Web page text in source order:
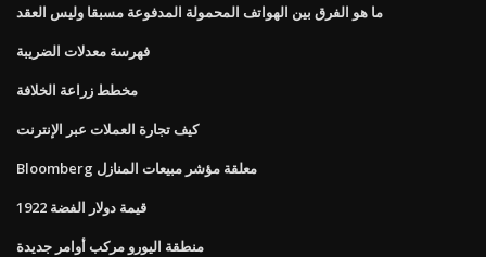
ما هو الفرق بين الهواتف المحمولة المدفوعة مسبقا وليس العقد
فهرسة معدلات الضريبة
مخطط زراعة الخلافة
كيف تجارة العملات عبر الإنترنت
Bloomberg معلقة مؤشر مبيعات المنازل
قيمة دولار الفضة 1922
منطقة اليورو مركب أوامر جديدة